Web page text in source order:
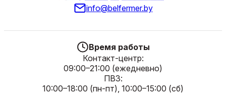
info@belfermer.by
Время работы
Контакт-центр:
09:00–21:00 (ежедневно)
ПВЗ:
10:00–18:00 (пн-пт), 10:00–15:00 (сб)